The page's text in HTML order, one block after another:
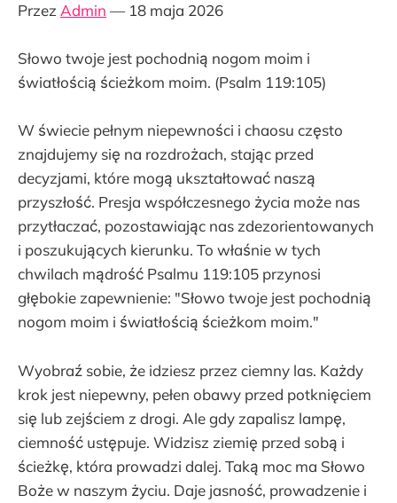
Przez Admin — 18 maja 2026
Słowo twoje jest pochodnią nogom moim i
światłością ścieżkom moim. (Psalm 119:105)
W świecie pełnym niepewności i chaosu często
znajdujemy się na rozdrożach, stając przed
decyzjami, które mogą ukształtować naszą
przyszłość. Presja współczesnego życia może nas
przytłaczać, pozostawiając nas zdezorientowanych
i poszukujących kierunku. To właśnie w tych
chwilach mądrość Psalmu 119:105 przynosi
głębokie zapewnienie: "Słowo twoje jest pochodnią
nogom moim i światłością ścieżkom moim."
Wyobraź sobie, że idziesz przez ciemny las. Każdy
krok jest niepewny, pełen obawy przed potknięciem
się lub zejściem z drogi. Ale gdy zapalisz lampę,
ciemność ustępuje. Widzisz ziemię przed sobą i
ścieżkę, która prowadzi dalej. Taką moc ma Słowo
Boże w naszym życiu. Daje jasność, prowadzenie i